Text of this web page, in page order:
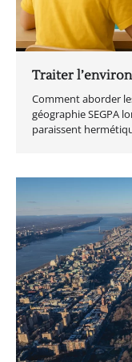
Traiter
Comment aborder
géographie SEGPA
paraissent